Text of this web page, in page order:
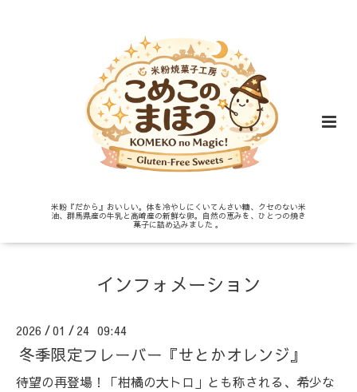
米粉『だから』おいしい。体を冷やしにくいてんさい糖、クセのない米
油、群馬県産の牛乳と高崎産の新鮮な卵。自然の恵みを、ひとつの焼き
菓子に詰め込みました 。
インフォメーション
2026 /01 / 24 09:44
冬季限定フレーバー『せとかオレンジ』
待望の再登場！「柑橘の大トロ」とも称される、希少な